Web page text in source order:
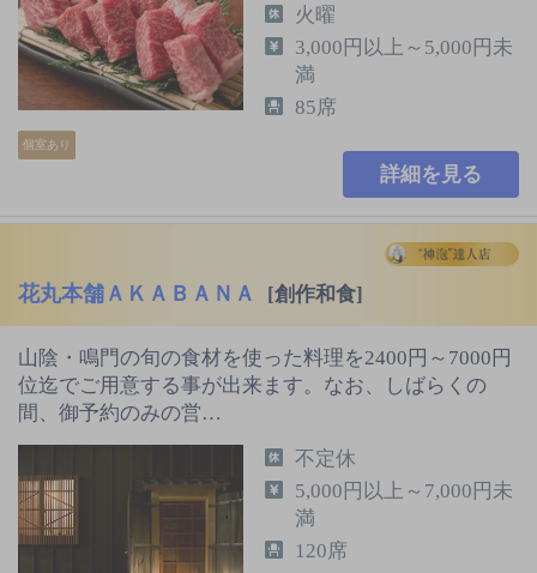
個室あり
火曜
3,000円以上～5,000円未
満
85席
詳細を見る
花丸本舗ＡＫＡＢＡＮＡ [創作和食]
山陰・鳴門の旬の食材を使った料理を2400円～7000円
位迄でご用意する事が出来ます。なお、しばらくの
間、御予約のみの営…
不定休
5,000円以上～7,000円未
満
120席